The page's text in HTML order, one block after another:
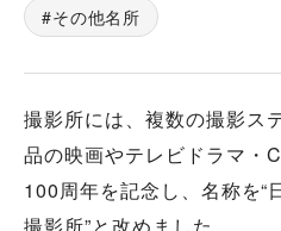
その他名所
撮影所には、複数の撮影ス
品の映画やテレビドラマ・
100周年を記念し、名称を“